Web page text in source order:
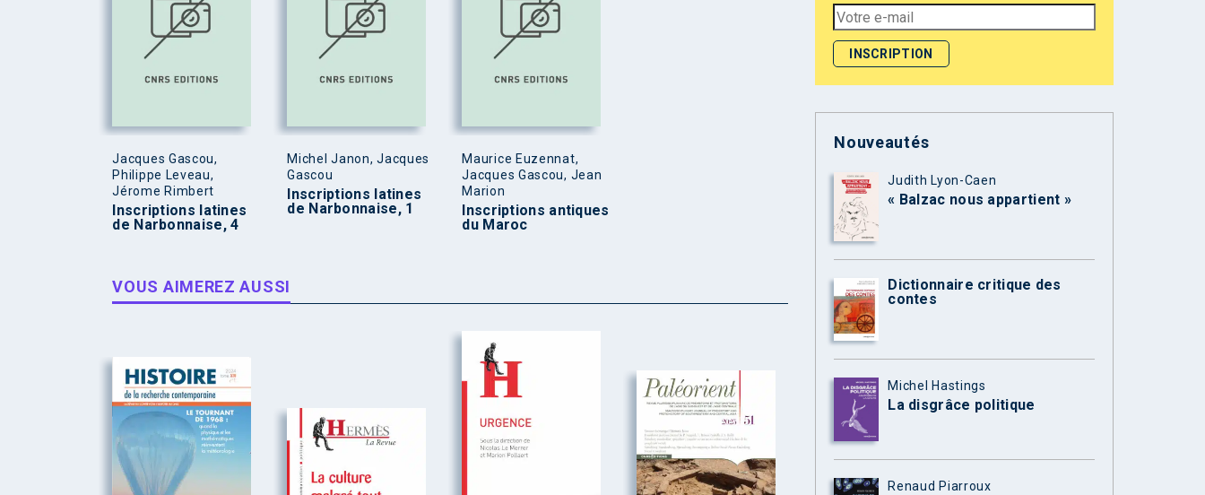
Jacques Gascou,
Philippe Leveau,
Jérome Rimbert
Inscriptions latines
de Narbonnaise, 4
Michel Janon, Jacques
Gascou
Inscriptions latines
de Narbonnaise, 1
Maurice Euzennat,
Jacques Gascou, Jean
Marion
Inscriptions antiques
du Maroc
VOUS AIMEREZ AUSSI
Nouveautés
Judith Lyon-Caen
« Balzac nous appartient »
Dictionnaire critique des
contes
Michel Hastings
La disgrâce politique
Renaud Piarroux